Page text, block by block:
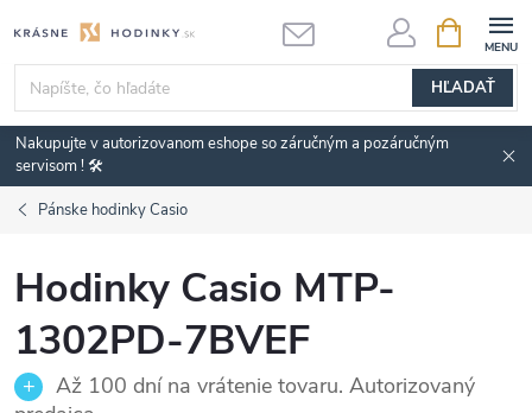
na
obsah
HĽADAŤ
KOŠÍK
Nakupujte v autorizovanom eshope so záručným a pozáručným
servisom ! 🛠️
Pánske hodinky Casio
Hodinky Casio MTP-
1302PD-7BVEF
Až 100 dní na vrátenie tovaru. Autorizovaný